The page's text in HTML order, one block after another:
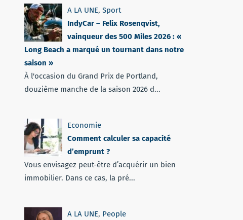
A LA UNE, Sport
IndyCar – Felix Rosenqvist,
vainqueur des 500 Miles 2026 : «
Long Beach a marqué un tournant dans notre
saison »
À l'occasion du Grand Prix de Portland,
douzième manche de la saison 2026 d...
Economie
Comment calculer sa capacité
d’emprunt ?
Vous envisagez peut-être d’acquérir un bien
immobilier. Dans ce cas, la pré...
A LA UNE, People